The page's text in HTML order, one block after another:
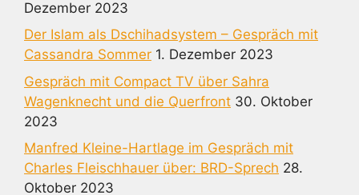
Dezember 2023
Der Islam als Dschihadsystem – Gespräch mit
Cassandra Sommer 1. Dezember 2023
Gespräch mit Compact TV über Sahra
Wagenknecht und die Querfront 30. Oktober
2023
Manfred Kleine-Hartlage im Gespräch mit
Charles Fleischhauer über: BRD-Sprech 28.
Oktober 2023